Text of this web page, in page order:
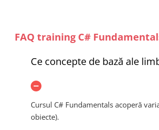
FAQ training C#
Ce concepte de bază ale
Cursul C# Fundamentals acoperă
obiecte).